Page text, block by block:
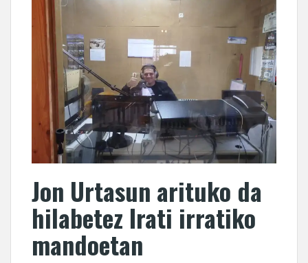
Jon Urtasun arituko da
hilabetez Irati irratiko
mandoetan